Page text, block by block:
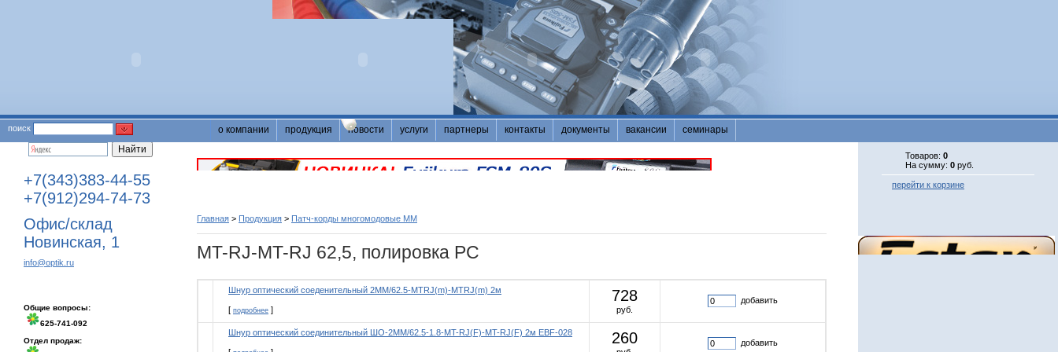
поиск о компании продукция новости услуги партнеры контакты документы вакансии семинары
+7(343)383-44-55
+7(912)294-74-73
Офис/склад
Новинская, 1
info@optik.ru
Общие вопросы:
625-741-092
Отдел продаж:
Главная > Продукция > Патч-корды многомодовые MM
MT-RJ-MT-RJ 62,5, полировка PC
Шнур оптический соеденительный 2MM/62.5-MTRJ(m)-MTRJ(m) 2м
[ подробнее ]
728
руб.
добавить
Шнур оптический соединительный ШО-2MM/62.5-1.8-MT-RJ(F)-MT-RJ(F) 2м EBF-028 260 добавить
Товаров: 0
На сумму: 0 руб.
перейти к корзине